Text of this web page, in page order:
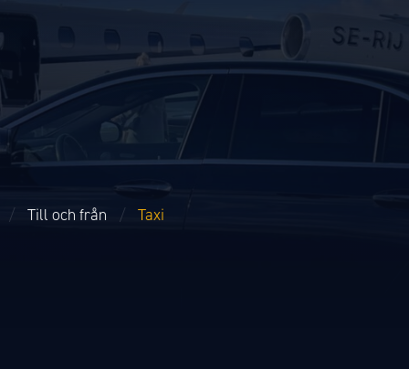
/ Till och från / Taxi